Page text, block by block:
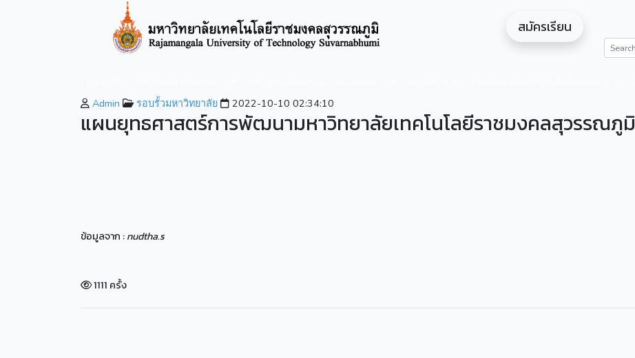
สมัครเรียน
Admin รอบรั้วมหาวิทยาลัย 2022-10-10 02:34:10
แผนยุทธศาสตร์การพัฒนามหาวิทยาลัยเทคโนโลยีราชมงคลสุวรรณภูมิ
ข้อมูลจาก :nudtha.s
1111 ครั้ง